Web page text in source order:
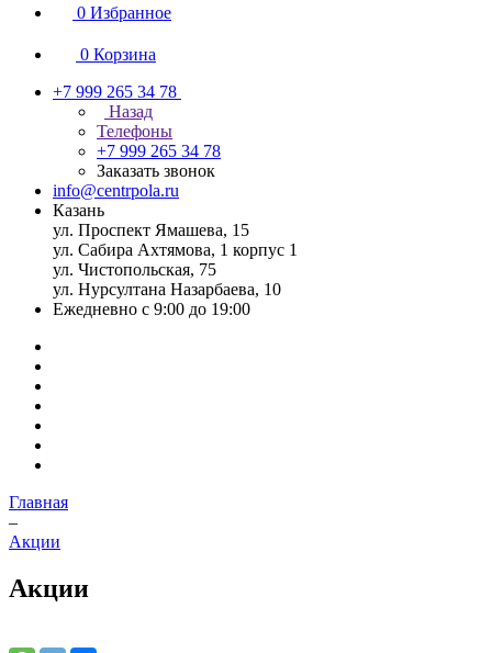
0 Избранное
0 Корзина
+7 999 265 34 78
Назад
Телефоны
+7 999 265 34 78
Заказать звонок
info@centrpola.ru
Казань
ул. Проспект Ямашева, 15
ул. Сабира Ахтямова, 1 корпус 1
ул. Чистопольская, 75
ул. Нурсултана Назарбаева, 10
Ежедневно с 9:00 до 19:00
Главная
–
Акции
Акции